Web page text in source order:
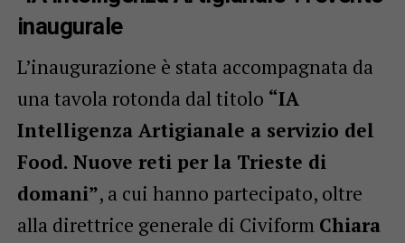
inaugurale
L’inaugurazione è stata accompagnata da
una tavola rotonda dal titolo “IA
Intelligenza Artigianale a servizio del
Food. Nuove reti per la Trieste di
domani”, a cui hanno partecipato, oltre
alla direttrice generale di Civiform Chiara